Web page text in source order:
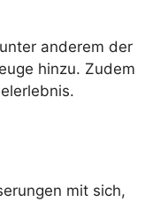
anderem der
hinzu. Zudem
mit sich,